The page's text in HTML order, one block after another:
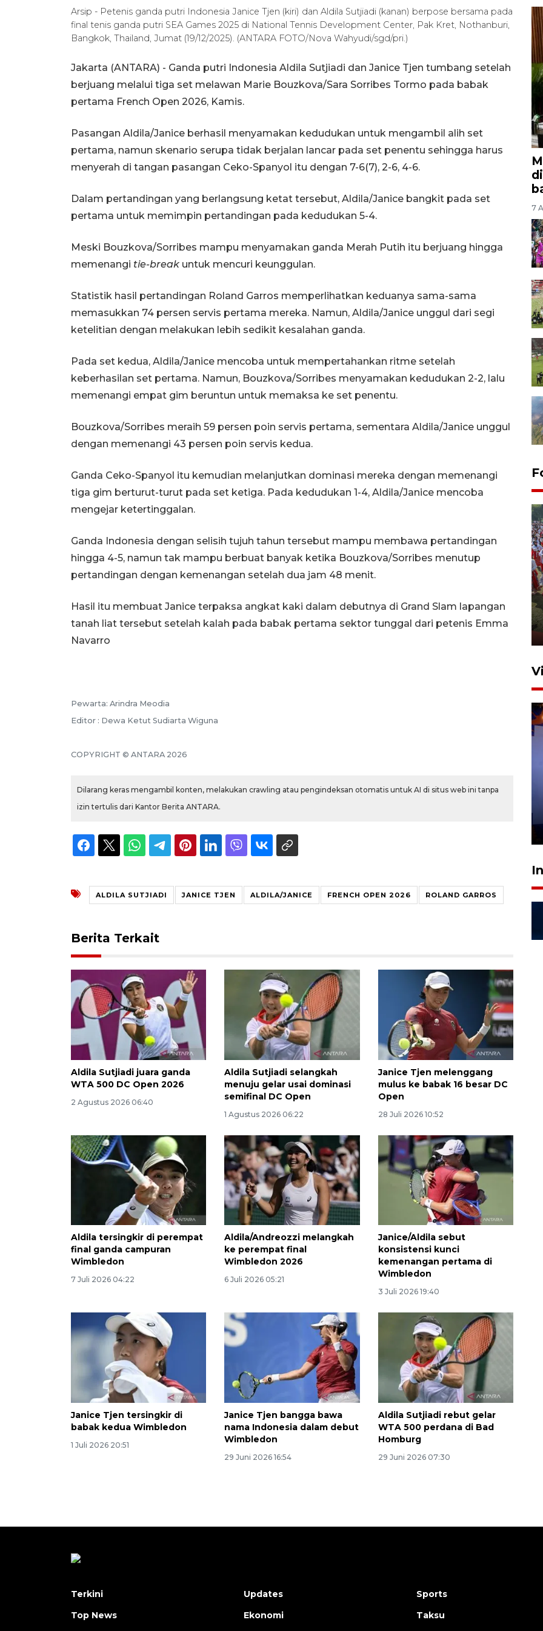
Arsip - Petenis ganda putri Indonesia Janice Tjen (kiri) dan Aldila Sutjiadi (kanan) berpose bersama pada
final tenis ganda putri SEA Games 2025 di National Tennis Development Center, Pak Kret, Nothanburi,
Bangkok, Thailand, Jumat (19/12/2025). (ANTARA FOTO/Nova Wahyudi/sgd/pri.)
Jakarta (ANTARA) - Ganda putri Indonesia Aldila Sutjiadi dan Janice Tjen tumbang setelah
berjuang melalui tiga set melawan Marie Bouzkova/Sara Sorribes Tormo pada babak
pertama French Open 2026, Kamis.
Pasangan Aldila/Janice berhasil menyamakan kedudukan untuk mengambil alih set
pertama, namun skenario serupa tidak berjalan lancar pada set penentu sehingga harus
menyerah di tangan pasangan Ceko-Spanyol itu dengan 7-6(7), 2-6, 4-6.
Dalam pertandingan yang berlangsung ketat tersebut, Aldila/Janice bangkit pada set
pertama untuk memimpin pertandingan pada kedudukan 5-4.
Meski Bouzkova/Sorribes mampu menyamakan ganda Merah Putih itu berjuang hingga
memenangi tie-break untuk mencuri keunggulan.
Statistik hasil pertandingan Roland Garros memperlihatkan keduanya sama-sama
memasukkan 74 persen servis pertama mereka. Namun, Aldila/Janice unggul dari segi
ketelitian dengan melakukan lebih sedikit kesalahan ganda.
Pada set kedua, Aldila/Janice mencoba untuk mempertahankan ritme setelah
keberhasilan set pertama. Namun, Bouzkova/Sorribes menyamakan kedudukan 2-2, lalu
memenangi empat gim beruntun untuk memaksa ke set penentu.
Bouzkova/Sorribes meraih 59 persen poin servis pertama, sementara Aldila/Janice unggul
dengan memenangi 43 persen poin servis kedua.
Ganda Ceko-Spanyol itu kemudian melanjutkan dominasi mereka dengan memenangi
tiga gim berturut-turut pada set ketiga. Pada kedudukan 1-4, Aldila/Janice mencoba
mengejar ketertinggalan.
Ganda Indonesia dengan selisih tujuh tahun tersebut mampu membawa pertandingan
hingga 4-5, namun tak mampu berbuat banyak ketika Bouzkova/Sorribes menutup
pertandingan dengan kemenangan setelah dua jam 48 menit.
Hasil itu membuat Janice terpaksa angkat kaki dalam debutnya di Grand Slam lapangan
tanah liat tersebut setelah kalah pada babak pertama sektor tunggal dari petenis Emma
Navarro
Pewarta: Arindra Meodia
Editor : Dewa Ketut Sudiarta Wiguna
COPYRIGHT © ANTARA 2026
Dilarang keras mengambil konten, melakukan crawling atau pengindeksan otomatis untuk AI di situs web ini tanpa
izin tertulis dari Kantor Berita ANTARA.
ALDILA SUTJIADI JANICE TJEN ALDILA/JANICE FRENCH OPEN 2026 ROLAND GARROS
Berita Terkait
Aldila Sutjiadi juara ganda
WTA 500 DC Open 2026
2 Agustus 2026 06:40
Aldila Sutjiadi selangkah
menuju gelar usai dominasi
semifinal DC Open
1 Agustus 2026 06:22
Janice Tjen melenggang
mulus ke babak 16 besar DC
Open
28 Juli 2026 10:52
Aldila tersingkir di perempat
final ganda campuran
Wimbledon
7 Juli 2026 04:22
Aldila/Andreozzi melangkah
ke perempat final
Wimbledon 2026
6 Juli 2026 05:21
Janice/Aldila sebut
konsistensi kunci
kemenangan pertama di
Wimbledon
3 Juli 2026 19:40
Janice Tjen tersingkir di
babak kedua Wimbledon
1 Juli 2026 20:51
Janice Tjen bangga bawa
nama Indonesia dalam debut
Wimbledon
29 Juni 2026 16:54
Aldila Sutjiadi rebut gelar
WTA 500 perdana di Bad
Homburg
29 Juni 2026 07:30
7
penutupan Piala Presiden
2026
7 Agustus 2026 10:46
Bea Cukai sita 19 ribu botol
miras berpita cukai palsu di
Layanan haji Indonesia
semakin memuaskan
2026-08-08 15:00:00
Terkini
Top News
Updates
Ekonomi
Sports
Taksu